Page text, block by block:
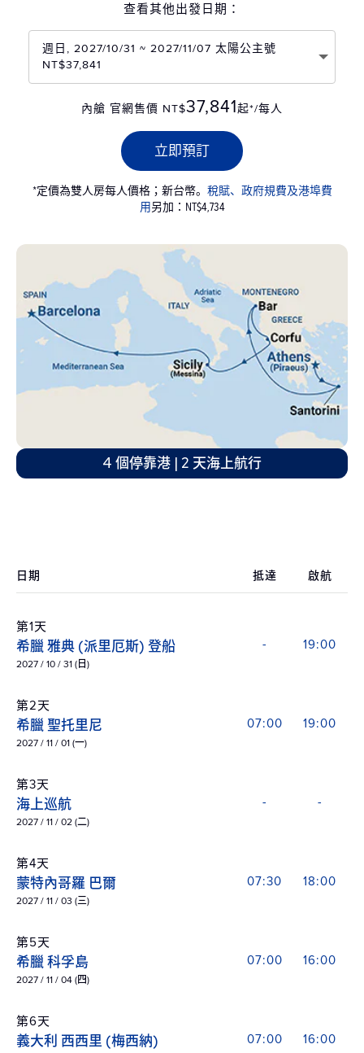
查看其他出發日期：
週日, 2027/10/31 ~ 2027/11/07 太陽公主號
NT$37,841
內艙 官網售價 NT$37,841起*/每人
立即預訂
*定價為雙人房每人價格；新台幣。 稅賦、政府規費及港埠費
用另加：NT$4,734
4 個停靠港 | 2 天海上航行
日期 抵達 啟航
第1天
希臘 雅典 (派里厄斯) 登船
2027 / 10 / 31 (日)
- 19:00
第2天
希臘 聖托里尼
2027 / 11 / 01 (一)
07:00 19:00
第3天
海上巡航
2027 / 11 / 02 (二)
- -
第4天
蒙特內哥羅 巴爾
2027 / 11 / 03 (三)
07:30 18:00
第5天
希臘 科孚島
2027 / 11 / 04 (四)
07:00 16:00
第6天
義大利 西西里 (梅西納) 07:00 16:00